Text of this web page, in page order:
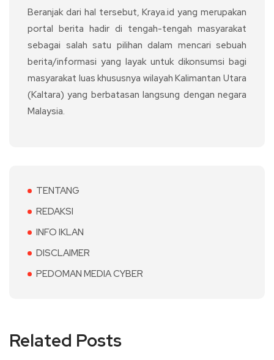
Beranjak dari hal tersebut, Kraya.id yang merupakan
portal berita hadir di tengah-tengah masyarakat
sebagai salah satu pilihan dalam mencari sebuah
berita/informasi yang layak untuk dikonsumsi bagi
masyarakat luas khususnya wilayah Kalimantan Utara
(Kaltara) yang berbatasan langsung dengan negara
Malaysia.
TENTANG
REDAKSI
INFO IKLAN
DISCLAIMER
PEDOMAN MEDIA CYBER
Related Posts